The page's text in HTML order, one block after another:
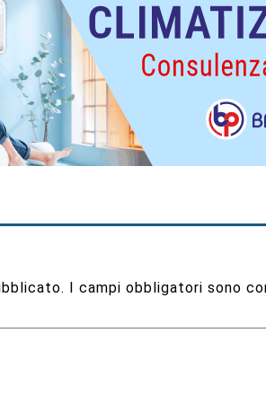
I campi obbligatori sono